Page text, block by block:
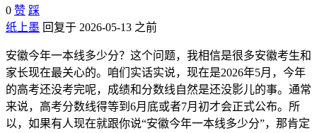
0 赞 踩
纸上墨 回复于 2026-05-13 之前
安徽今年一本线多少分？这个问题，我相信是很多安徽考生和
家长现在最关心的。咱们实话实说，现在是2026年5月，今年
的高考还没考完呢，成绩和分数线自然是还没影儿的事。通常
来说，高考分数线得等到6月底或者7月初才会正式公布。所
以，如果有人现在就跟你说“安徽今年一本线多少分”，那肯定